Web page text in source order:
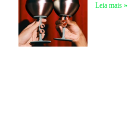
Leia mais »